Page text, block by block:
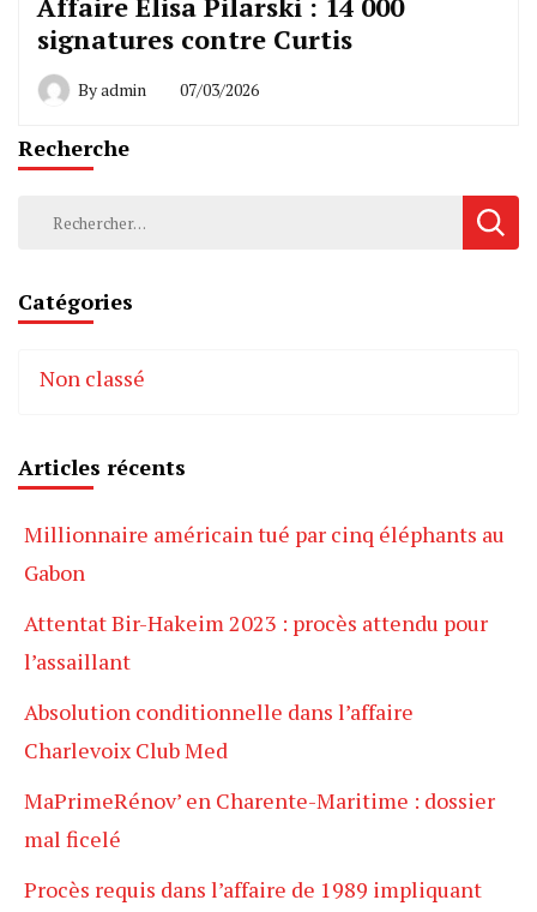
signatures contre Curtis
Byadmin 07/03/2026
Recherche
Rechercher :
Catégories
Non classé
Articles récents
Millionnaire américain tué par cinq éléphants au
Gabon
Attentat Bir-Hakeim 2023 : procès attendu pour
l’assaillant
Absolution conditionnelle dans l’affaire
Charlevoix Club Med
MaPrimeRénov’ en Charente-Maritime : dossier
mal ficelé
Procès requis dans l’affaire de 1989 impliquant